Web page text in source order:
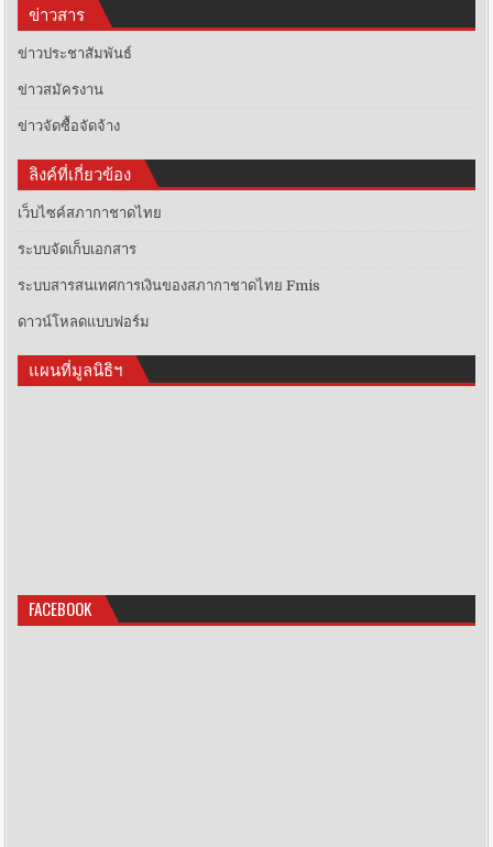
ข่าวสาร
ข่าวประชาสัมพันธ์
ข่าวสมัครงาน
ข่าวจัดซื้อจัดจ้าง
ลิงค์ที่เกี่ยวข้อง
เว็บไซค์สภากาชาดไทย
ระบบจัดเก็บเอกสาร
ระบบสารสนเทศการเงินของสภากาชาดไทย Fmis
ดาวน์โหลดแบบฟอร์ม
แผนที่มูลนิธิฯ
FACEBOOK